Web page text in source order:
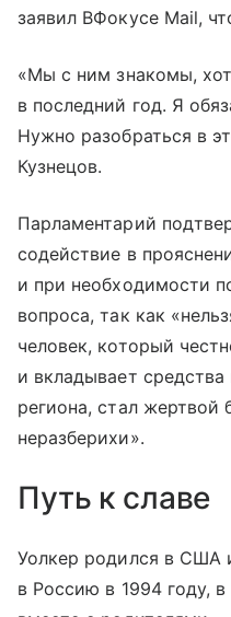
заявил ВФокусе Mail,
«Мы с ним знакомы,
в последний год. Я
Нужно разобраться в
Кузнецов.
Парламентарий
содействие в
и при необходимости
вопроса, так как
человек, который
и вкладывает
региона, стал жертвой
неразберихи».
Путь к славе
Уолкер родился в США
в Россию в 1994 году, в